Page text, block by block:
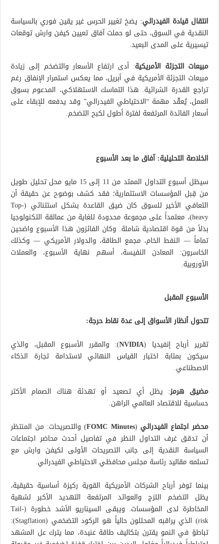
انتقال قيادة الفيدرالي: يضخ تغيير الحرس غير يقين فوري بالسياسة
النقدية في السوق، حتى لو حملت آفاق تعيين كيفن وارش توقعات
تيسيرية على المدى البعيد.
مبيعات التجزئة الأمريكية: أدى ارتفاع الأسعار والتضخم إلى زيادة
مبيعات التجزئة الأمريكية في أبريل، مما يعكس استمرار الإنفاق رغم
تراجع القدرة الشرائية. هذا التماسك الاستهلاكي، المدعوم بسوق
العمل، يُعقّد مهمة “الاحتياطي الفيدرالي” وقد يدفعه للإبقاء على
أسعار الفائدة المرتفعة لفترة أطول لكبح التضخم.
الخلاصة التحليلية: آفاق ما بعد الأسبوع
سيظل أسبوع التداول الممتد من 11 إلى 15 مايو محل تحليل طويل
من قِبل المؤسسات الاستثمارية؛ فقد كشف بوضوح عن حقيقة أن
التعافي الأخير للسوق كان ضيق القاعدة بشكل استثنائي (Top-
heavy)، معتمداً على مجموعة محدودة للغاية من عمالقة التكنولوجيا
بدلاً من قوة اقتصادية شاملة. وكان الفائزون هذا الأسبوع واضحين
تماماً — النفط الخام، مجمع الطاقة، والدولار الأمريكي — وكذلك
الخاسرون: المعادن النفيسة، أسهم نهاية الأسبوع، والعملات
الأوروبية.
الأسبوع المقبل
تتحول أنظار الأسواق إلى عدة نقاط حرجة:
تقرير أرباح إنفيديا (NVIDIA): والمقرر الأسبوع المقبل، والذي
سيكون بمثابة اختبار القياس النهائي لاستدامة تجارة الذكاء
الاصطناعي.
مضيق هرمز: يظل أي تصعيد أو تهدئة هناك الصمام الأكثر
حساسية للاقتصاد العالمي الراهن.
محضر اجتماع الفيدرالي (
FOMC Minutes) والتصريحات: من المنتظر
أن تدقق غرف التداول النظر في تفاصيل أحدث محاضر اجتماعات
السياسة النقدية إلى جانب التصريحات الأولى لكيفن وارش مع
تسلمه مقاليد رئاسة مجلس محافظي الاحتياطي الفيدرالي.
بينما توفر أرباح الشركات الأمريكية القوية ركيزة أساسية حقيقية،
يظل التضخم اللزج والعوائد المرتفعة التهديد الأكبر لشهية
المخاطرة لدى المؤسسات. ويبقى السيناريو الأشد خطورة (Tail-
risk) الذي يراقبه المحللون حالياً هو الركود التضخمي (Stagflation):
تباطؤ في النمو يقترن بتكاليف طاقة عنيدة، مما يترك عل المشهد